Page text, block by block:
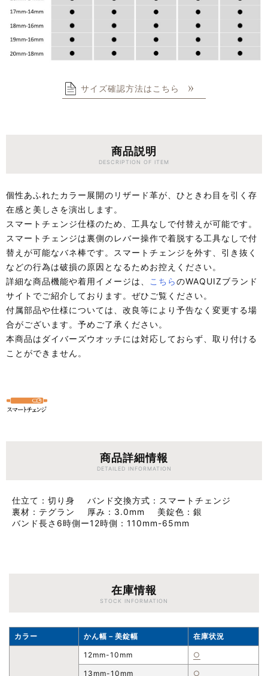
サイズ確認方法はこちら
商品説明
DESCRIPTION OF ITEM
個性あふれたカラー展開のリザード革が、ひときわ目を引く存
在感と美しさを演出します。
スマートチェンジ仕様のため、工具なしで付替えが可能です。
スマートチェンジは裏側のレバー操作で着脱する工具なしで付
替えが可能なバネ棒です。スマートチェンジを外す、引き抜く
などの行為は破損の原因となるためお控えください。
詳細な商品機能や着用イメージは、
こちらのWAQUIZブランド
サイトでご紹介しております。ぜひご覧ください。
付属部品や仕様については、改良等により予告なく変更する場
合がございます。予めご了承ください。
本商品はダイバーズウオッチには対応しておらず、取り付ける
ことができません。
商品詳細情報
DETAILED INFORMATION
仕立て 切り身 バンド交換方式
スマートチェンジ
裏材
テグラン 厚み 3.0mm 美錠色
銀
バンド長さ6時側ー12時側
110mm-65mm
在庫情報
STOCK INFORMATION
カラー かん幅－美錠幅 在庫状況
12mm-10mm ○
13mm-10mm ○